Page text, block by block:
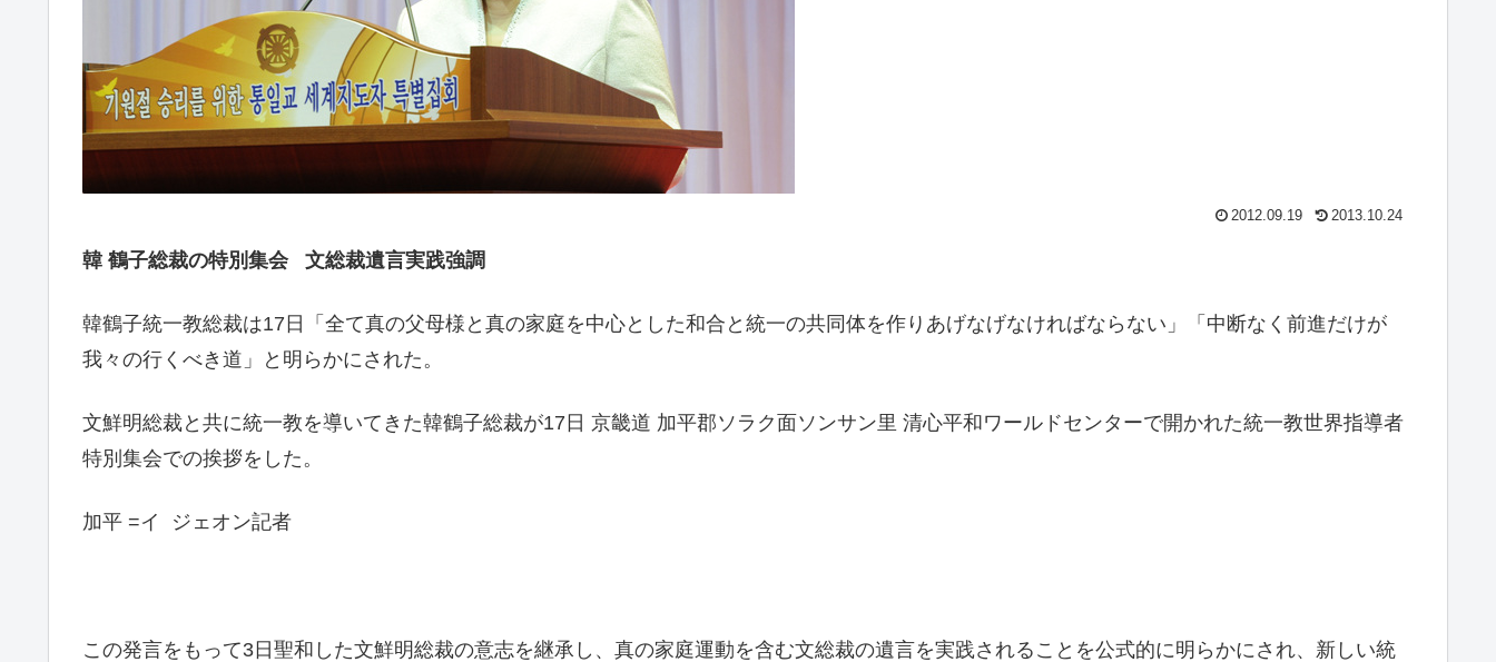
2012.09.19 2013.10.24
韓 鶴子総裁の特別集会 文総裁遺言実践強調
韓鶴子統一教総裁は17日「全て真の父母様と真の家庭を中心とした和合と統一の共同体を作りあげなげなければならない」「中断なく前進だけが
我々の行くべき道」と明らかにされた。
文鮮明総裁と共に統一教を導いてきた韓鶴子総裁が17日 京畿道 加平郡ソラク面ソンサン里 清心平和ワールドセンターで開かれた統一教世界指導者
特別集会での挨拶をした。
加平 =イ ジェオン記者
この発言をもって3日聖和した文鮮明総裁の意志を継承し、真の家庭運動を含む文総裁の遺言を実践されることを公式的に明らかにされ、新しい統